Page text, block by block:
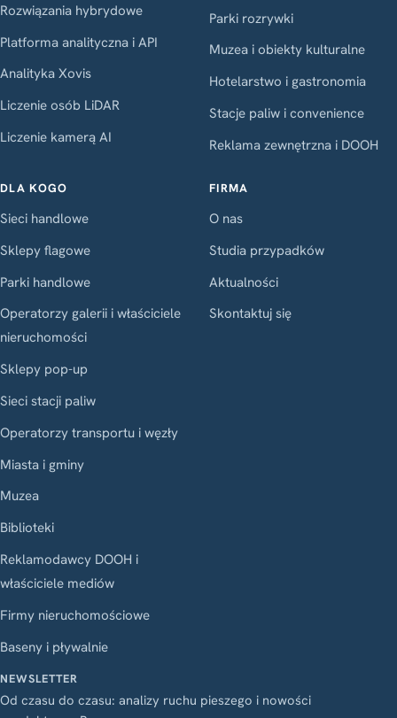
Rozwiązania hybrydowe
Platforma analityczna i API
Analityka Xovis
Liczenie osób LiDAR
Liczenie kamerą AI
Parki rozrywki
Muzea i obiekty kulturalne
Hotelarstwo i gastronomia
Stacje paliw i convenience
Reklama zewnętrzna i DOOH
DLA KOGO
Sieci handlowe
Sklepy flagowe
Parki handlowe
Operatorzy galerii i właściciele
nieruchomości
Sklepy pop-up
Sieci stacji paliw
Operatorzy transportu i węzły
Miasta i gminy
Muzea
Biblioteki
Reklamodawcy DOOH i
właściciele mediów
Firmy nieruchomościowe
Baseny i pływalnie
FIRMA
O nas
Studia przypadków
Aktualności
Skontaktuj się
NEWSLETTER
Od czasu do czasu: analizy ruchu pieszego i nowości